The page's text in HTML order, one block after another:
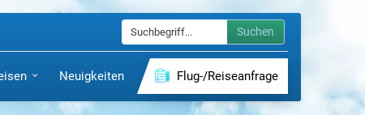
Suchen
Neuigkeiten Flug-/Reiseanfrage